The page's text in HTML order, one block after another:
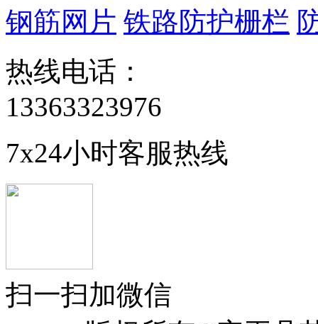
钢筋网片 铁路防护栅栏
热线电话：
13363323976
7x24小时客服热线
扫一扫加微信